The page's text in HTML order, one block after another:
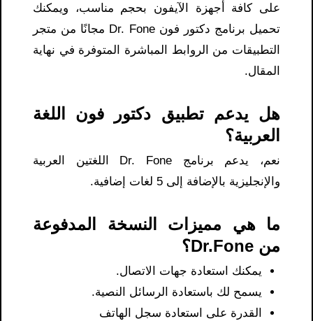
على كافة أجهزة الآيفون بحجم مناسب، ويمكنك
تحميل برنامج دكتور فون Dr. Fone مجانًا من متجر
التطبيقات من الروابط المباشرة المتوفرة في نهاية
المقال.
هل يدعم تطبيق دكتور فون اللغة
العربية؟
نعم، يدعم برنامج Dr. Fone اللغتين العربية
والإنجليزية بالإضافة إلى 5 لغات إضافية.
ما هي مميزات النسخة المدفوعة
من Dr.Fone؟
يمكنك استعادة جهات الاتصال.
يسمح لك باستعادة الرسائل النصية.
القدرة على استعادة سجل الهاتف